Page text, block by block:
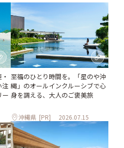
注
ー
至福のひとり時間を。「星のや沖
縄」のオールインクルーシブで心
身を調える、大人のご褒美旅
沖縄県 [PR] 2026.07.15